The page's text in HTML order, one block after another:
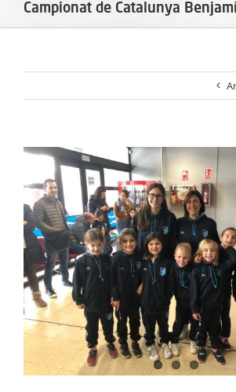
CLUB
SERVEIS
INFANTS
BLOG
EMPRESES
CONTACTE
TREBALLA AMB NOSALTRES!
Campionat de Catalunya Benjamí
View
Image